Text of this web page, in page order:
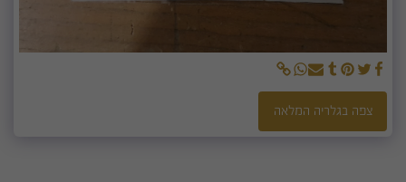
צפה בגלריה המלאה